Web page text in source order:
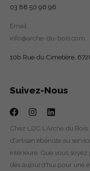
03 88 50 96 96
Email:
info@arche-du-bois.com
10b Rue du Cimetière,
Suivez-Nous
Chez LDC L’Arche du
d'artisan ébéniste au
intérieure. Que vous
dès aujourd'hui pour une